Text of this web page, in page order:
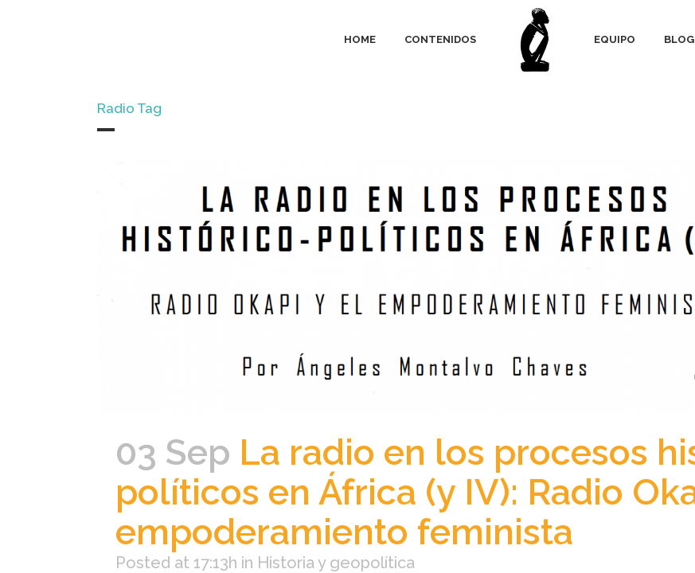
HOME CONTENIDOS EQUIPO BLOG
Radio Tag
03 Sep La radio en los procesos
políticos en África (y IV): Radio
empoderamiento feminista
Posted at 17:13h in Historia y geopolítica